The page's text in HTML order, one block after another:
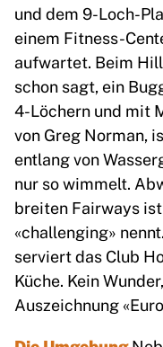
und dem 9-Loch-
einem Fitness-
aufwartet. Beim
schon sagt, ein
4-Löchern und mit
von Greg Norman,
entlang von
nur so wimmelt.
breiten Fairways
«challenging»
serviert das Club
Küche. Kein
Auszeichnung